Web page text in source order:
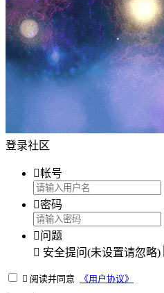
登录社区
帐号
密码
问题
 安全提问(未设置请忽略)
 阅读并同意 《用户协议》